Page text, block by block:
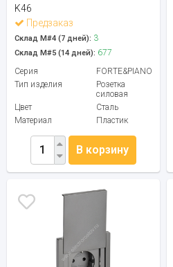
K46
Предзаказ
Склад М#4 (7 дней): 3
Склад М#5 (14 дней): 677
Серия
FORTE&PIANO
Тип изделия
Розетка
силовая
Цвет
Сталь
Материал
Пластик
В корзину